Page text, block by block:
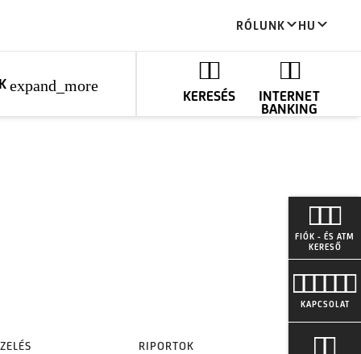
RÓLUNK HU
expand_more
KERESÉS
INTERNET
BANKING
FIÓK - ÉS ATM
KERESŐ
KAPCSOLAT
RIPORTOK